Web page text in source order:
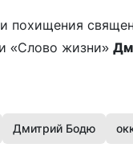
похищения
«Слово жизни»
Дмитрий Бодю